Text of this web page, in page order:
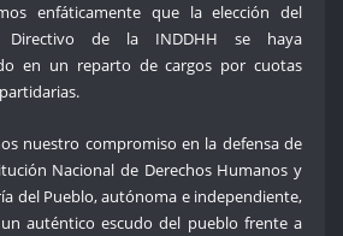
enfáticamente que la elección del
Directivo de la INDDHH se haya
en un reparto de cargos por cuotas
nuestro compromiso en la defensa de
Nacional de Derechos Humanos y
del Pueblo, autónoma e independiente,
auténtico escudo del pueblo frente a